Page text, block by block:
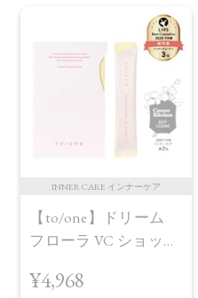
INNER CARE インナーケア
【to/one】ドリーム
フローラ VC ショット
¥4,968